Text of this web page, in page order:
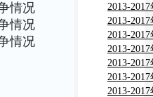
情况
情况
情况
粒市场分
2013-
分析与行
2013-
市场分析
2013-
用墨水市
告
2013-
与行业调
2013-
与行业调
2013-
与行业调
2013-